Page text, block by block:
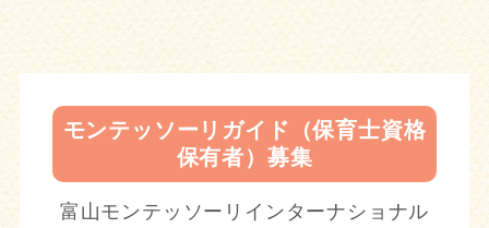
モンテッソーリガイド（保育士資格
保有者）募集
富山モンテッソーリインターナショナル